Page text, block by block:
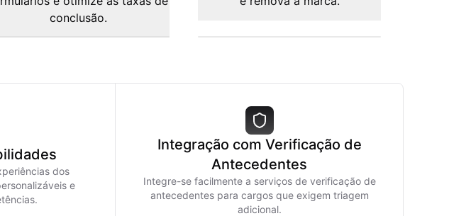
conclusão.
dos
e
Integração com Verificação de
Antecedentes
Integre-se facilmente a serviços de verificação de
antecedentes para cargos que exigem triagem
adicional.